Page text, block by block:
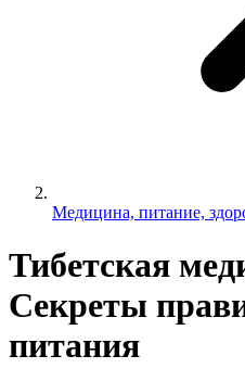
Медицина, питание,
Тибетская
Секреты
питания